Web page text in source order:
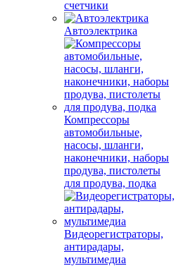
счетчики
Автоэлектрика
Компрессоры
автомобильные,
насосы, шланги,
наконечники, наборы
продува, пистолеты
для продува, подка
Видеорегистраторы,
антирадары,
мультимедиа